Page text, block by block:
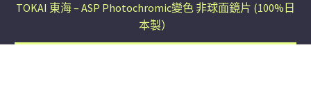
TOKAI 東海 – ASP Photochromic變色 非球面鏡片 (100%日
本製）